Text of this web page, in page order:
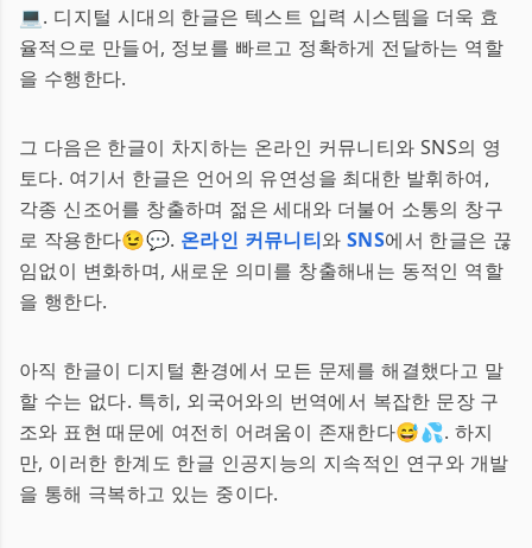
💻. 디지털 시대의 한글은 텍스트 입력 시스템을 더욱 효
율적으로 만들어, 정보를 빠르고 정확하게 전달하는 역할
을 수행한다.
그 다음은 한글이 차지하는 온라인 커뮤니티와 SNS의 영
토다. 여기서 한글은 언어의 유연성을 최대한 발휘하여,
각종 신조어를 창출하며 젊은 세대와 더불어 소통의 창구
로 작용한다😉💬. 온라인 커뮤니티와SNS에서 한글은 끊
임없이 변화하며, 새로운 의미를 창출해내는 동적인 역할
을 행한다.
아직 한글이 디지털 환경에서 모든 문제를 해결했다고 말
할 수는 없다. 특히, 외국어와의 번역에서 복잡한 문장 구
조와 표현 때문에 여전히 어려움이 존재한다😅💦. 하지
만, 이러한 한계도 한글 인공지능의 지속적인 연구와 개발
을 통해 극복하고 있는 중이다.